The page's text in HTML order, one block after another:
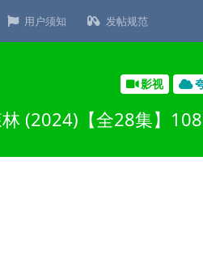
用户须知 发帖规范
影视
(2024)【全28集】